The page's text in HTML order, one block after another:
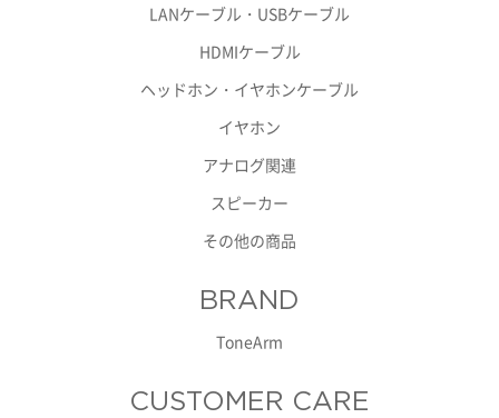
LANケーブル・USBケーブル
HDMIケーブル
ヘッドホン・イヤホンケーブル
イヤホン
アナログ関連
スピーカー
その他の商品
BRAND
ToneArm
CUSTOMER CARE